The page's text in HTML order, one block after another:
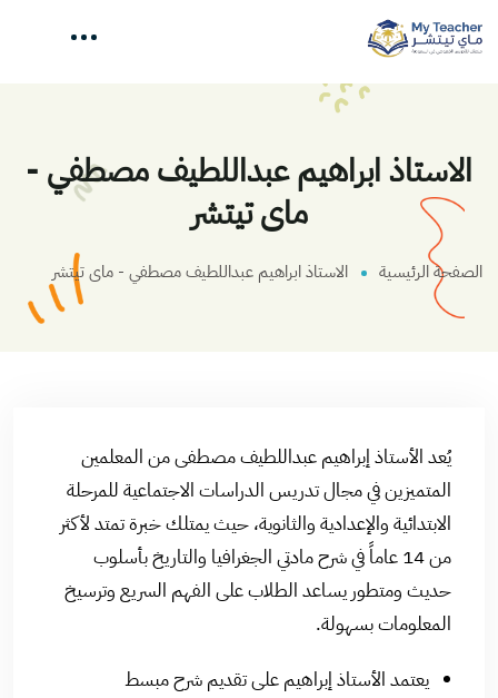
الاستاذ ابراهيم عبداللطيف مصطفي -
ماى تيتشر
الصفحة الرئيسية الاستاذ ابراهيم عبداللطيف مصطفي - ماى تيتشر
يُعد الأستاذ إبراهيم عبداللطيف مصطفى من المعلمين
المتميزين في مجال تدريس الدراسات الاجتماعية للمرحلة
الابتدائية والإعدادية والثانوية، حيث يمتلك خبرة تمتد لأكثر
من 14 عاماً في شرح مادتي الجغرافيا والتاريخ بأسلوب
حديث ومتطور يساعد الطلاب على الفهم السريع وترسيخ
المعلومات بسهولة.
يعتمد الأستاذ إبراهيم على تقديم شرح مبسط